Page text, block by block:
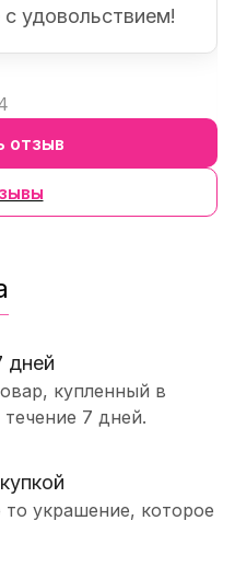
удовольствием!
отзыв
дней
купленный в
7 дней.
украшение, которое